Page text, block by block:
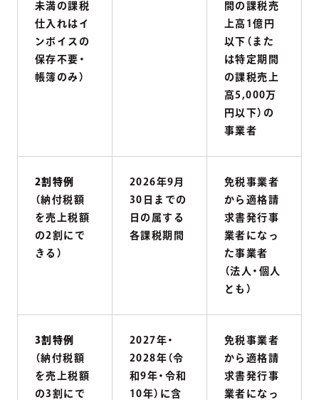
未満の課税
仕入れはイ
ンボイスの
保存不要・
帳簿のみ）
間の課税売
上高1億円
以下（また
は特定期間
の課税売上
高5,000万
円以下）の
事業者
2割特例
（納付税額
を売上税額
の2割にで
きる）
2026年9月
30日までの
日の属する
各課税期間
免税事業者
から適格請
求書発行事
業者になっ
た事業者
（法人・個人
とも）
3割特例
（納付税額
を売上税額
の3割にで
2027年・
2028年（令
和9年・令和
10年）に含
免税事業者
から適格請
求書発行事
業者になっ